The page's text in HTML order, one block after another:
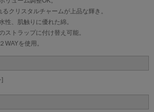
クリスタルチャームが上品な輝き。
性、肌触りに優れた綿。
ストラップに付け替え可能。
WAYを使用。